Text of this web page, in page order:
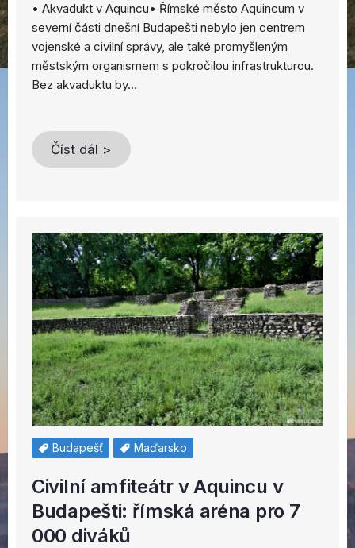
• Akvadukt v Aquincu• Římské město Aquincum v
severní části dnešní Budapešti nebylo jen centrem
vojenské a civilní správy, ale také promyšleným
městským organismem s pokročilou infrastrukturou.
Bez akvaduktu by…
Číst dál >
Budapešť Maďarsko
Civilní amfiteátr v Aquincu v
Budapešti: římská aréna pro 7
000 diváků